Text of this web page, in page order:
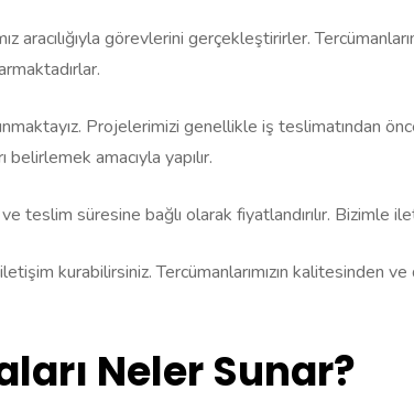
aracılığıyla görevlerini gerçekleştirirler.
Projelerimizi genellikle iş teslimatından
amacıyla yapılır.
teslim süresine bağlı olarak fiyatlandırılır.
kurabilirsiniz. Tercümanlarımızın kalitesinden
Neler Sunar?